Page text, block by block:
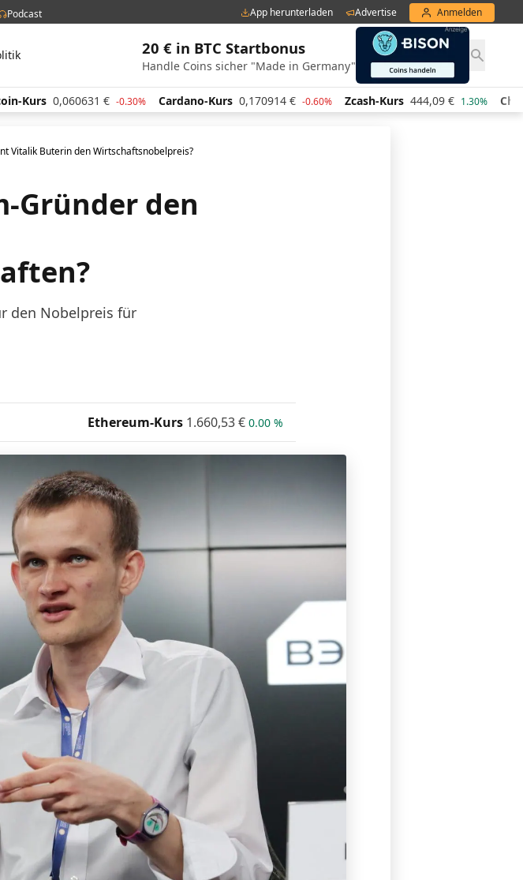
Podcast App herunterladen Advertise Anmelden
20 € in BTC Startbonus
Handle Coins sicher "Made in Germany"
€ -0.30% Cardano-Kurs 0,170914 € -0.60% Zcash-Kurs 444,09 € 1.30% Chainlink-Kurs
Vitalik Buterin den Wirtschaftsnobelpreis?
Gründer den
den Nobelpreis für
Ethereum-Kurs 1.660,53€ 0.00 %